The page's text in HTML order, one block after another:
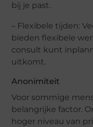
bij je past.
– Flexibele tijden:
bieden flexibele
consult kunt
uitkomt.
Anonimiteit
Voor sommige
belangrijke factor.
hoger niveau van